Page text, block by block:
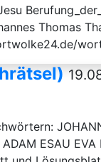
Thomas
ADAM ESAU